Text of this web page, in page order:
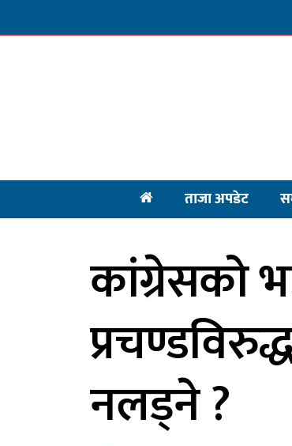
ताजा अपडेट
कांग्रेसको
नलड्ने ?